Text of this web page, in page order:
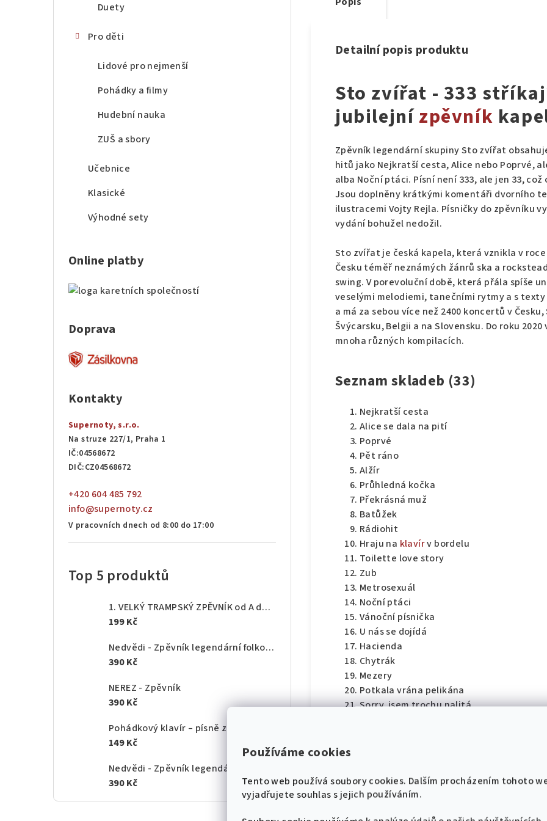
Používáme cookies
Tento web používá soubory cookies. Dalším procházením tohoto
vyjadřujete souhlas s jejich používáním.
Duety
Pro děti
Lidové pro nejmenší
Pohádky a filmy
Hudební nauka
ZUŠ a sbory
Učebnice
Klasické
Výhodné sety
Online platby
Doprava
Kontakty
Supernoty, s.r.o.
Na struze 227/1, Praha 1
IČ:04568672
DIČ:CZ04568672
+420 604 485 792
info@supernoty.cz
V pracovních dnech od 8:00 do 17:00
Top 5 produktů
1. VELKÝ TRAMPSKÝ ZPĚVNÍK od A do Z - texty akordy
199 Kč
Nedvědi - Zpěvník legendární folkové rodiny - 1.díl
390 Kč
NEREZ - Zpěvník
390 Kč
149 Kč
390 Kč
Detailní popis produktu
Sto zvířat - 333
jubilejnízpěvník
Zpěvník legendární skupiny Sto zvířat
hitů jako Nejkratší cesta, Alice nebo Poprvé,
alba Noční ptáci. Písní není 333, ale jen 33,
Jsou doplněny krátkými komentáři dvorního
ilustracemi Vojty Rejla. Písničky do zpěvníku
vydání bohužel nedožil.
Sto zvířat je česká kapela, která vznikla v
Česku téměř neznámých žánrů ska a
swing. V porevoluční době, která přála spíše
veselými melodiemi, tanečními rytmy a s
a má za sebou více než 2400 koncertů v
Švýcarsku, Belgii a na Slovensku. Do roku
mnoha různých kompilacích.
Seznam skladeb (33)
Nejkratší cesta
Alice se dala na pití
Poprvé
Pět ráno
Alžír
Průhledná kočka
Překrásná muž
Batůžek
Rádiohit
Hraju na klavírv bordelu
Toilette love story
Zub
Metrosexuál
Noční ptáci
Vánoční písnička
U nás se dojídá
Hacienda
Chytrák
Mezery
Potkala vrána pelikána
Sorry, jsem trochu nalitá
Dívka T.
Rodinný foto
stejnou notu! 🎸
Nové zpěvníky, noty a akce přímo do tvého